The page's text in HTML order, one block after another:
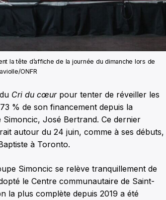
la tête d’affiche de la journée du dimanche lors de
ONFR
Cri du cœurpour tenter de réveiller les
% de son financement depuis la
José Bertrand. Ce dernier
autour du 24 juin, comme à ses débuts,
à Toronto.
Simoncic se relève tranquillement de
le Centre communautaire de Saint-
la plus complète depuis 2019 a été